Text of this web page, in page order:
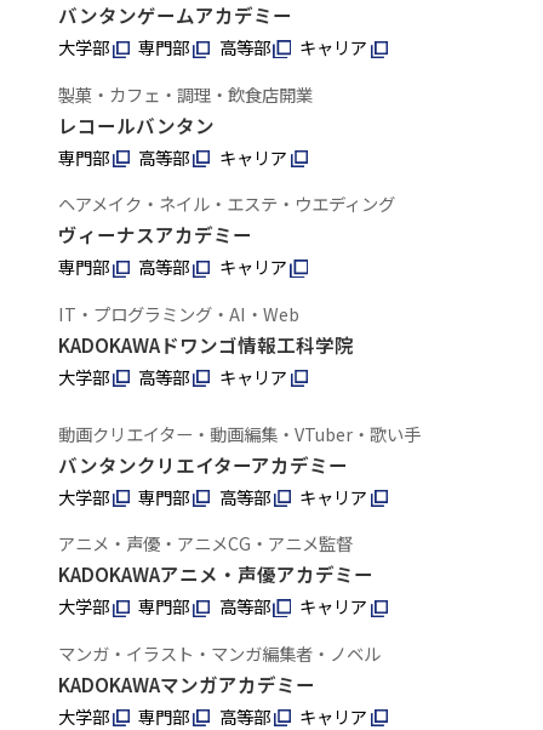
バンタンゲームアカデミー
大学部 専門部 高等部
キャリア
製菓・カフェ・調理・飲食店開業
レコールバンタン
専門部 高等部
キャリア
ヘアメイク・ネイル・エステ・ウエディング
ヴィーナスアカデミー
専門部 高等部
キャリア
IT・プログラミング・AI・Web
KADOKAWAドワンゴ情報工科学院
大学部 高等部 キャリア
動画クリエイター・動画編集・VTuber・歌い手
バンタンクリエイターアカデミー
大学部 専門部 高等部
キャリア
アニメ・声優・アニメCG・アニメ監督
KADOKAWAアニメ・声優アカデミー
大学部 専門部 高等部
キャリア
マンガ・イラスト・マンガ編集者・ノベル
KADOKAWAマンガアカデミー
大学部 専門部 高等部
キャリア